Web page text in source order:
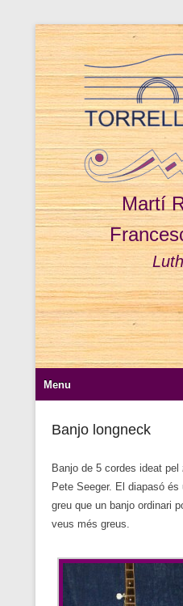
Martí
Secondary Menu
Menu
Banjo longneck
Banjo de 5 cordes ideat pel
Pete Seeger. El diapasó
greu que un banjo ordinari
veus més greus.